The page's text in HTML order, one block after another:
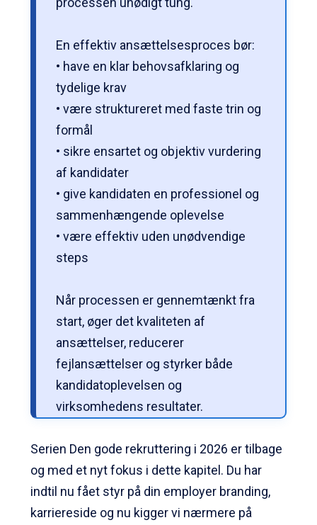
En effektiv ansættelsesproces bør:
• have en klar behovsafklaring og
tydelige krav
• være struktureret med faste trin og
formål
• sikre ensartet og objektiv vurdering
af kandidater
• give kandidaten en professionel og
sammenhængende oplevelse
• være effektiv uden unødvendige
steps
Når processen er gennemtænkt fra
start, øger det kvaliteten af
ansættelser, reducerer
fejlansættelser og styrker både
kandidatoplevelsen og
virksomhedens resultater.
Serien Den gode rekruttering i 2026 er tilbage
og med et nyt fokus i dette kapitel. Du har
indtil nu fået styr på din employer branding,
karriereside og nu kigger vi nærmere på